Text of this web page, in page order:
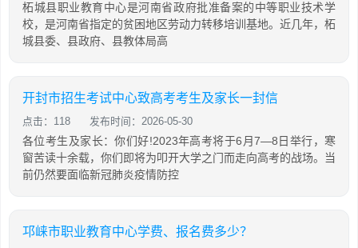
柘城县职业教育中心是河南省政府批准备案的中等职业技术学
校，是河南省指定的贫困地区劳动力转移培训基地。近几年，柘
城县委、县政府、县教体局高
开封市招生考试中心致高考考生及家长一封信
点击：118 发布时间：2026-05-30
各位考生及家长：你们好!2023年高考将于6月7—8日举行，寒
窗苦读十余载，你们即将为叩开大学之门而走向高考的战场。当
前仍然要面临新冠肺炎疫情防控
邛崃市职业教育中心学费、报名费多少？